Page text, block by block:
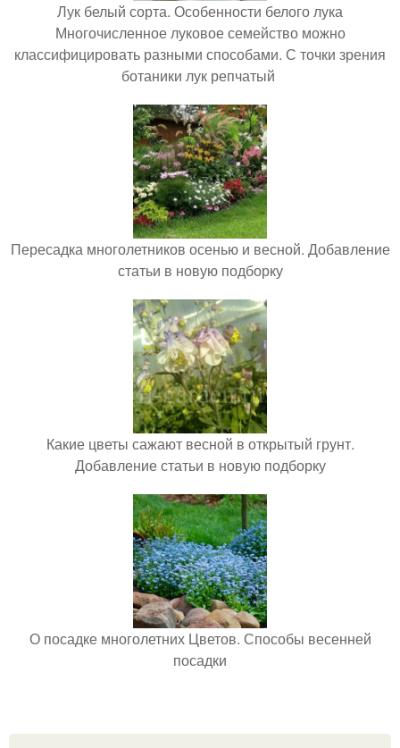
Лук белый сорта. Особенности белого лука
Многочисленное луковое семейство можно
классифицировать разными способами. С точки зрения
ботаники лук репчатый
Пересадка многолетников осенью и весной. Добавление
статьи в новую подборку
Какие цветы сажают весной в открытый грунт.
Добавление статьи в новую подборку
О посадке многолетних Цветов. Способы весенней
посадки